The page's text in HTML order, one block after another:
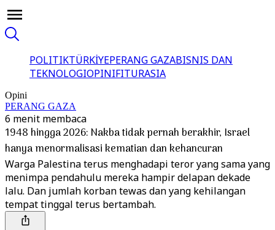
POLITIKTÜRKİYEPERANG GAZABISNIS DAN
TEKNOLOGIOPINIFITURASIA
Opini
PERANG GAZA
6 menit membaca
1948 hingga 2026: Nakba tidak pernah berakhir, Israel
hanya menormalisasi kematian dan kehancuran
Warga Palestina terus menghadapi teror yang sama yang
menimpa pendahulu mereka hampir delapan dekade
lalu. Dan jumlah korban tewas dan yang kehilangan
tempat tinggal terus bertambah.